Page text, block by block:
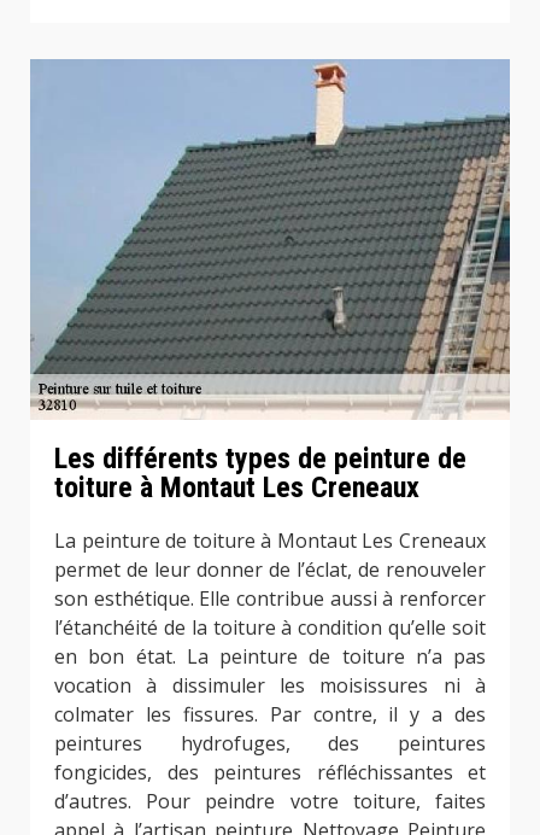
Les différents types de peinture de
toiture à Montaut Les Creneaux
La peinture de toiture à Montaut Les Creneaux
permet de leur donner de l’éclat, de renouveler
son esthétique. Elle contribue aussi à renforcer
l’étanchéité de la toiture à condition qu’elle soit
en bon état. La peinture de toiture n’a pas
vocation à dissimuler les moisissures ni à
colmater les fissures. Par contre, il y a des
peintures hydrofuges, des peintures
fongicides, des peintures réfléchissantes et
d’autres. Pour peindre votre toiture, faites